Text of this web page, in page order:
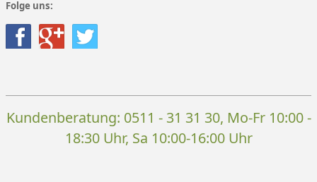
Folge uns:
Kundenberatung: 0511 - 31 31 30, Mo-Fr 10:00 -
18:30 Uhr, Sa 10:00-16:00 Uhr